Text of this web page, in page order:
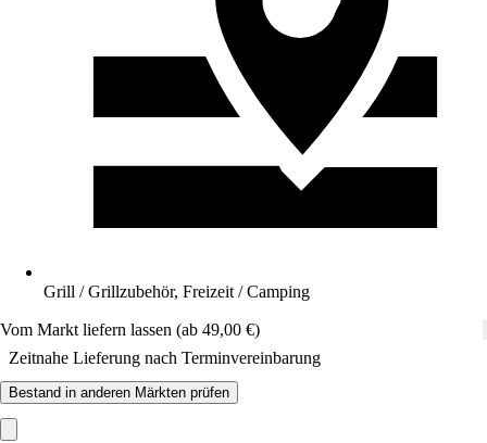
Grill / Grillzubehör, Freizeit / Camping
Vom Markt liefern lassen (ab 49,00 €)
Zeitnahe Lieferung nach Terminvereinbarung
Bestand in anderen Märkten prüfen